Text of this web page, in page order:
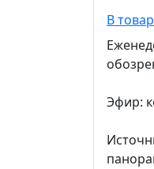
В
Эфир: